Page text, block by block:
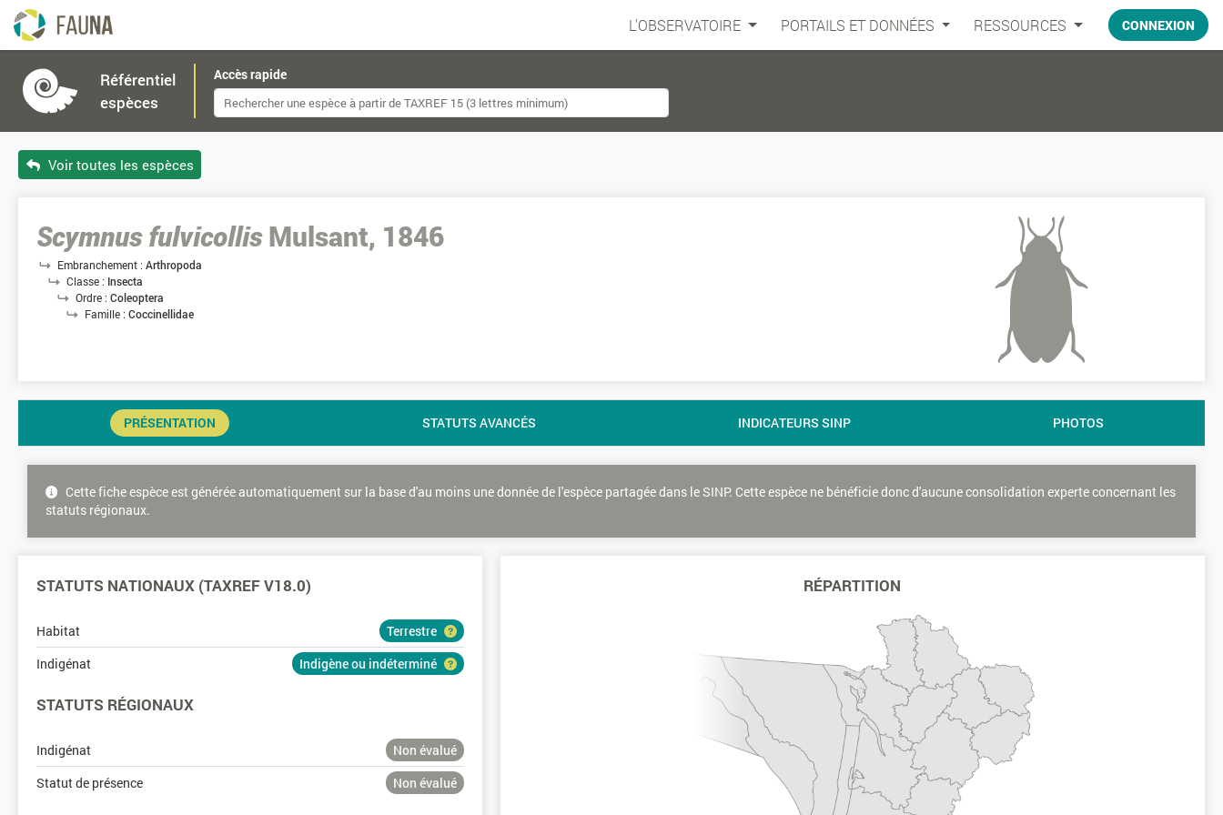
L'OBSERVATOIRE PORTAILS ET DONNÉES RESSOURCES CONNEXION
Référentiel
espèces
Accès rapide
Voir toutes les espèces
Scymnus fulvicollisMulsant, 1846
Embranchement : Arthropoda
Classe : Insecta
Ordre : Coleoptera
Famille : Coccinellidae
PRÉSENTATION STATUTS AVANCÉS INDICATEURS SINP PHOTOS
Cette fiche espèce est générée automatiquement sur la base d'au moins une donnée de l'espèce partagée dans le SINP. Cette espèce ne bénéficie donc d'aucune consolidation experte concernant les
statuts régionaux.
RÉPARTITION
STATUTS NATIONAUX (TAXREF V18.0)
Habitat
Terrestre
Indigénat
Indigène ou indéterminé
STATUTS RÉGIONAUX
Indigénat
Non évalué
Statut de présence
Non évalué